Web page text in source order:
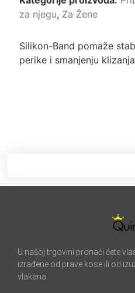
za njegu, Za Žene
Silikon-Band pomaže
perike i smanjenju
U našoj trgovini pronaći ćete
izrađene od prave kose ili od
vlakana.